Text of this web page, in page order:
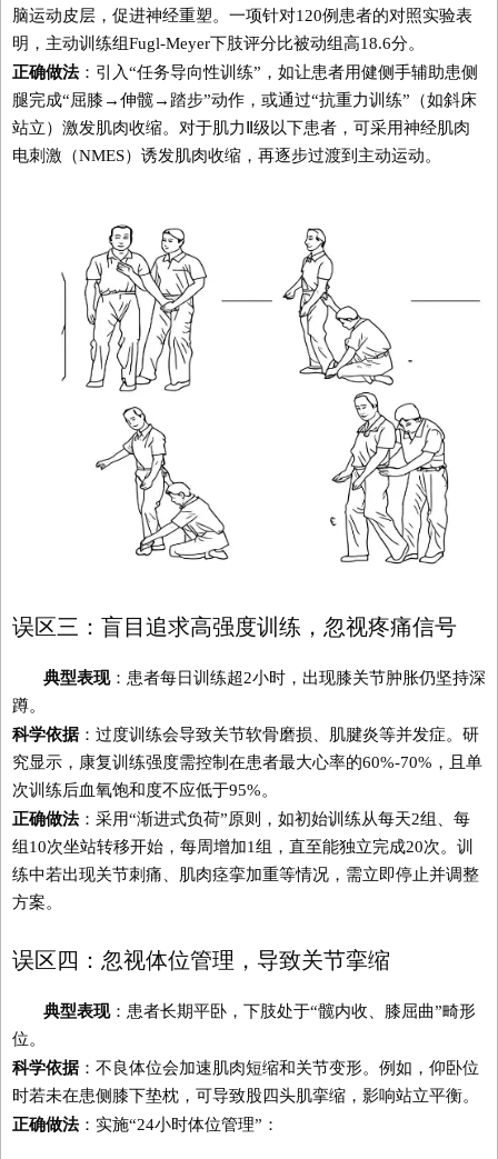
脑运动皮层，促进神经重塑。一项针对120例患者的对照实验表
明，主动训练组Fugl-Meyer下肢评分比被动组高18.6分。
正确做法：引入“任务导向性训练”，如让患者用健侧手辅助患侧
腿完成“屈膝→伸髋→踏步”动作，或通过“抗重力训练”（如斜床
站立）激发肌肉收缩。对于肌力Ⅱ级以下患者，可采用神经肌肉
电刺激（NMES）诱发肌肉收缩，再逐步过渡到主动运动。
误区三：盲目追求高强度训练，忽视疼痛信号
典型表现：患者每日训练超2小时，出现膝关节肿胀仍坚持深
蹲。
科学依据 ：过度训练会导致关节软骨磨损、肌腱炎等并发症。研
究显示，康复训练强度需控制在患者最大心率的60%-70%，且单
次训练后血氧饱和度不应低于95%。
正确做法：采用“渐进式负荷”原则，如初始训练从每天2组、每
组10次坐站转移开始，每周增加1组，直至能独立完成20次。训
练中若出现关节刺痛、肌肉痉挛加重等情况，需立即停止并调整
方案。
误区四：忽视体位管理，导致关节挛缩
典型表现：患者长期平卧，下肢处于“髋内收、膝屈曲”畸形
位。
科学依据 ：不良体位会加速肌肉短缩和关节变形。例如，仰卧位
时若未在患侧膝下垫枕，可导致股四头肌挛缩，影响站立平衡。
正确做法：实施“24小时体位管理”：